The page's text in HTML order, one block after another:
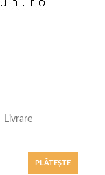
Livrare
PLĂTEŞTE